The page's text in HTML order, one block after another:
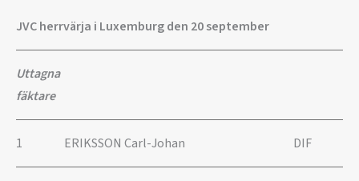
JVC herrvärja i Luxemburg den 20 september
Uttagna
fäktare
1 ERIKSSON Carl-Johan DIF